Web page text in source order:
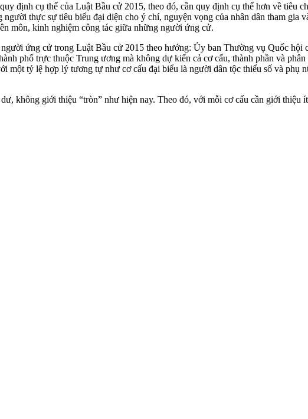
định cụ thể của Luật Bầu cử 2015, theo đó, cần quy định cụ thể hơn về tiêu
thực sự tiêu biểu đại diện cho ý chí, nguyện vọng của nhân dân tham gia
môn, kinh nghiệm công tác giữa những người ứng cử.
ứng cử trong Luật Bầu cử 2015 theo hướng: Ủy ban Thường vụ Quốc hội
phố trực thuộc Trung ương mà không dự kiến cả cơ cấu, thành phần và
tỷ lệ hợp lý tương tự như cơ cấu đại biểu là người dân tộc thiểu số và phụ
không giới thiệu “tròn” như hiện nay. Theo đó, với mỗi cơ cấu cần giới thiệu